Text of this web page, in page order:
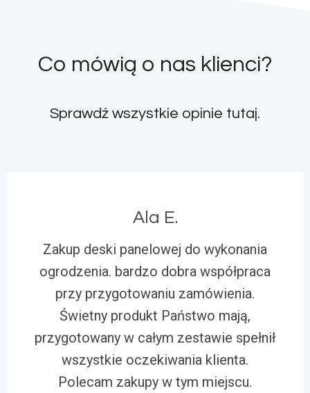
Co mówią o nas klienci?
Sprawdź wszystkie opinie tutaj.
Ala E.
Zakup deski panelowej do wykonania
ogrodzenia. bardzo dobra współpraca
przy przygotowaniu zamówienia.
Świetny produkt Państwo mają,
przygotowany w całym zestawie spełnił
wszystkie oczekiwania klienta.
Polecam zakupy w tym miejscu.